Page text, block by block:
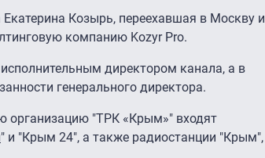
Козырь, переехавшая в Москву и
компанию Kozyr Pro.
директором канала, а в
генерального директора.
организацию "ТРК «Крым»" входят
" и "Крым 24", а также радиостанции "Крым",